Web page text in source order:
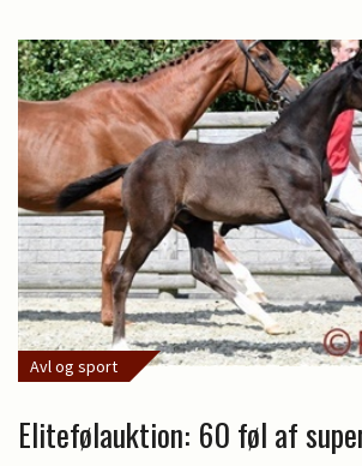
Avl og sport
Elitefølauktion: 60 føl af